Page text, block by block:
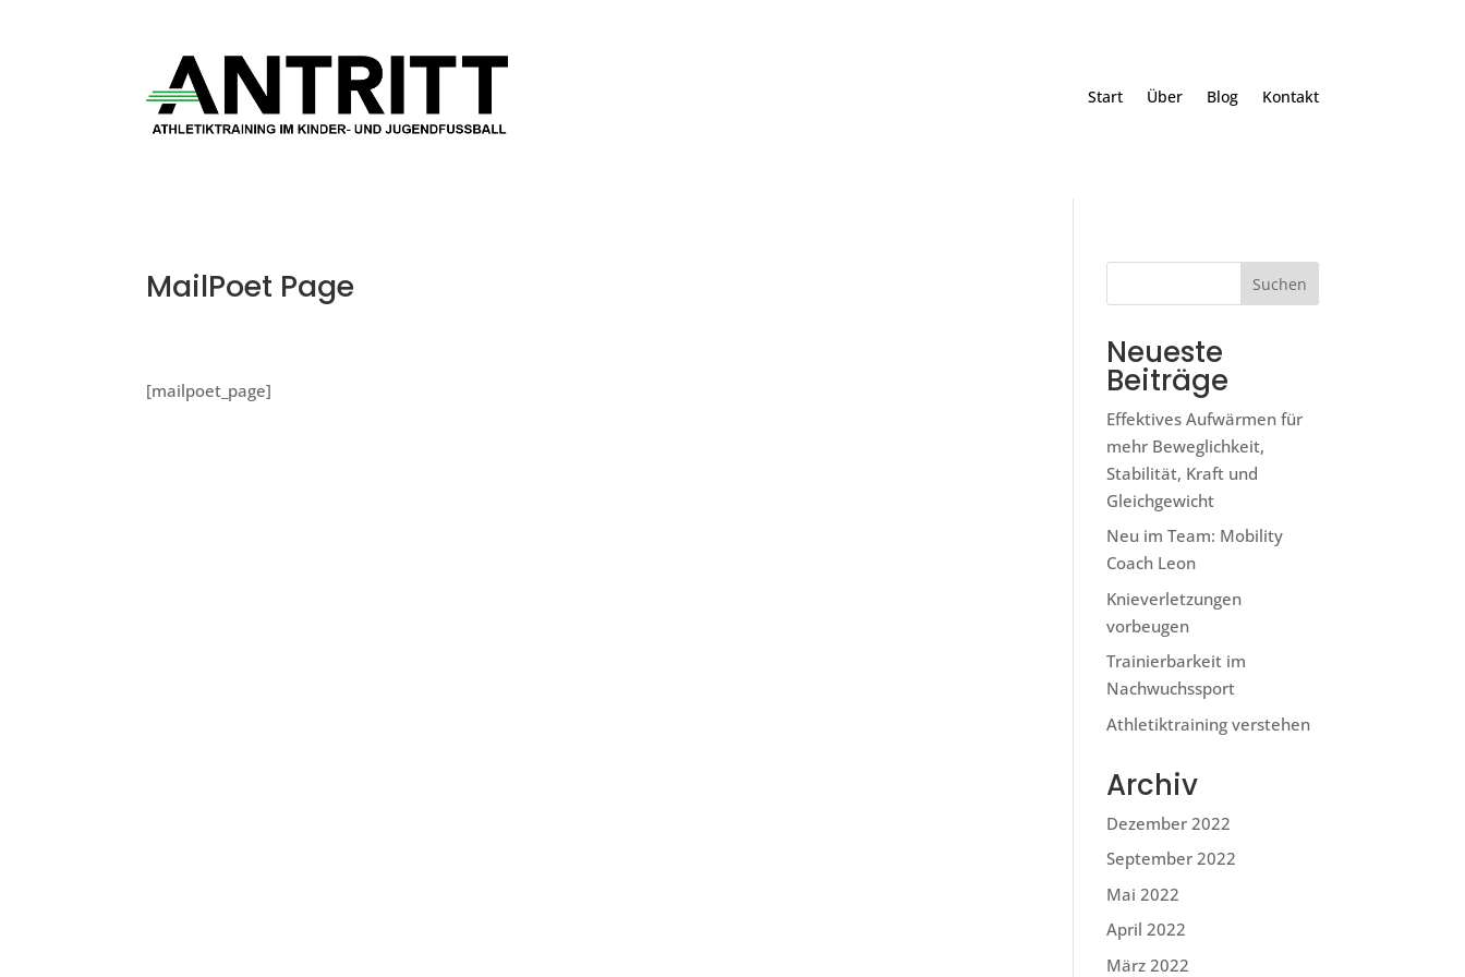
Start Über Blog Kontakt
MailPoet Page
[mailpoet_page]
Suchen
Neueste
Beiträge
Effektives Aufwärmen für
mehr Beweglichkeit,
Stabilität, Kraft und
Gleichgewicht
Neu im Team: Mobility
Coach Leon
Knieverletzungen
vorbeugen
Trainierbarkeit im
Nachwuchssport
Athletiktraining verstehen
Archiv
Dezember 2022
September 2022
Mai 2022
April 2022
März 2022